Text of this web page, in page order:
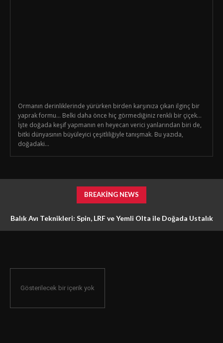
Ormanın derinliklerinde yürürken birden karşınıza çıkan ilginç bir
yaprak formu… Belki daha önce hiç görmediğiniz renkli bir çiçek…
İşte doğada keşif yapmanın en heyecan verici yanlarından biri de,
bitki dünyasının büyüleyici çeşitliliğiyle tanışmak. Bu yazıda,
doğadaki...
BREAKING NEWS
Balık Avı Teknikleri: Spin, LRF ve Yemli Olta ile Doğada Ustalık
Gösterilecek bir içerik yok